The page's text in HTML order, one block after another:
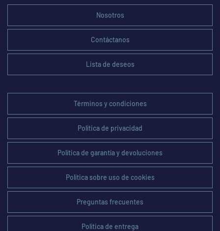
Nosotros
Contáctanos
Lista de deseos
Términos y condiciones
Política de privacidad
Política de garantía y devoluciones
Política sobre uso de cookies
Preguntas frecuentes
Política de entrega